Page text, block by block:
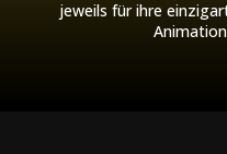
jeweils für ihre